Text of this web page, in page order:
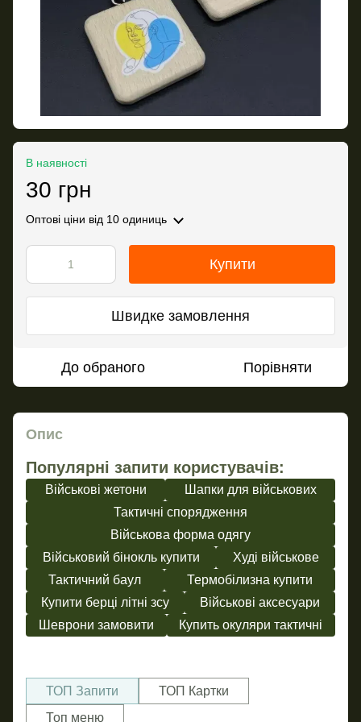
В наявності
30 грн
Оптові ціни від 10 одиниць
Купити
Швидке замовлення
До обраного Порівняти
Опис
Популярні запити користувачів:
Військові жетони
Шапки для військових
Тактичні спорядження
Військова форма одягу
Військовий бінокль купити
Худі військове
Тактичний баул
Термобілизна купити
Купити берці літні зсу
Військові аксесуари
Шеврони замовити
Купить окуляри тактичні
ТОП Запити
ТОП Картки
Топ меню